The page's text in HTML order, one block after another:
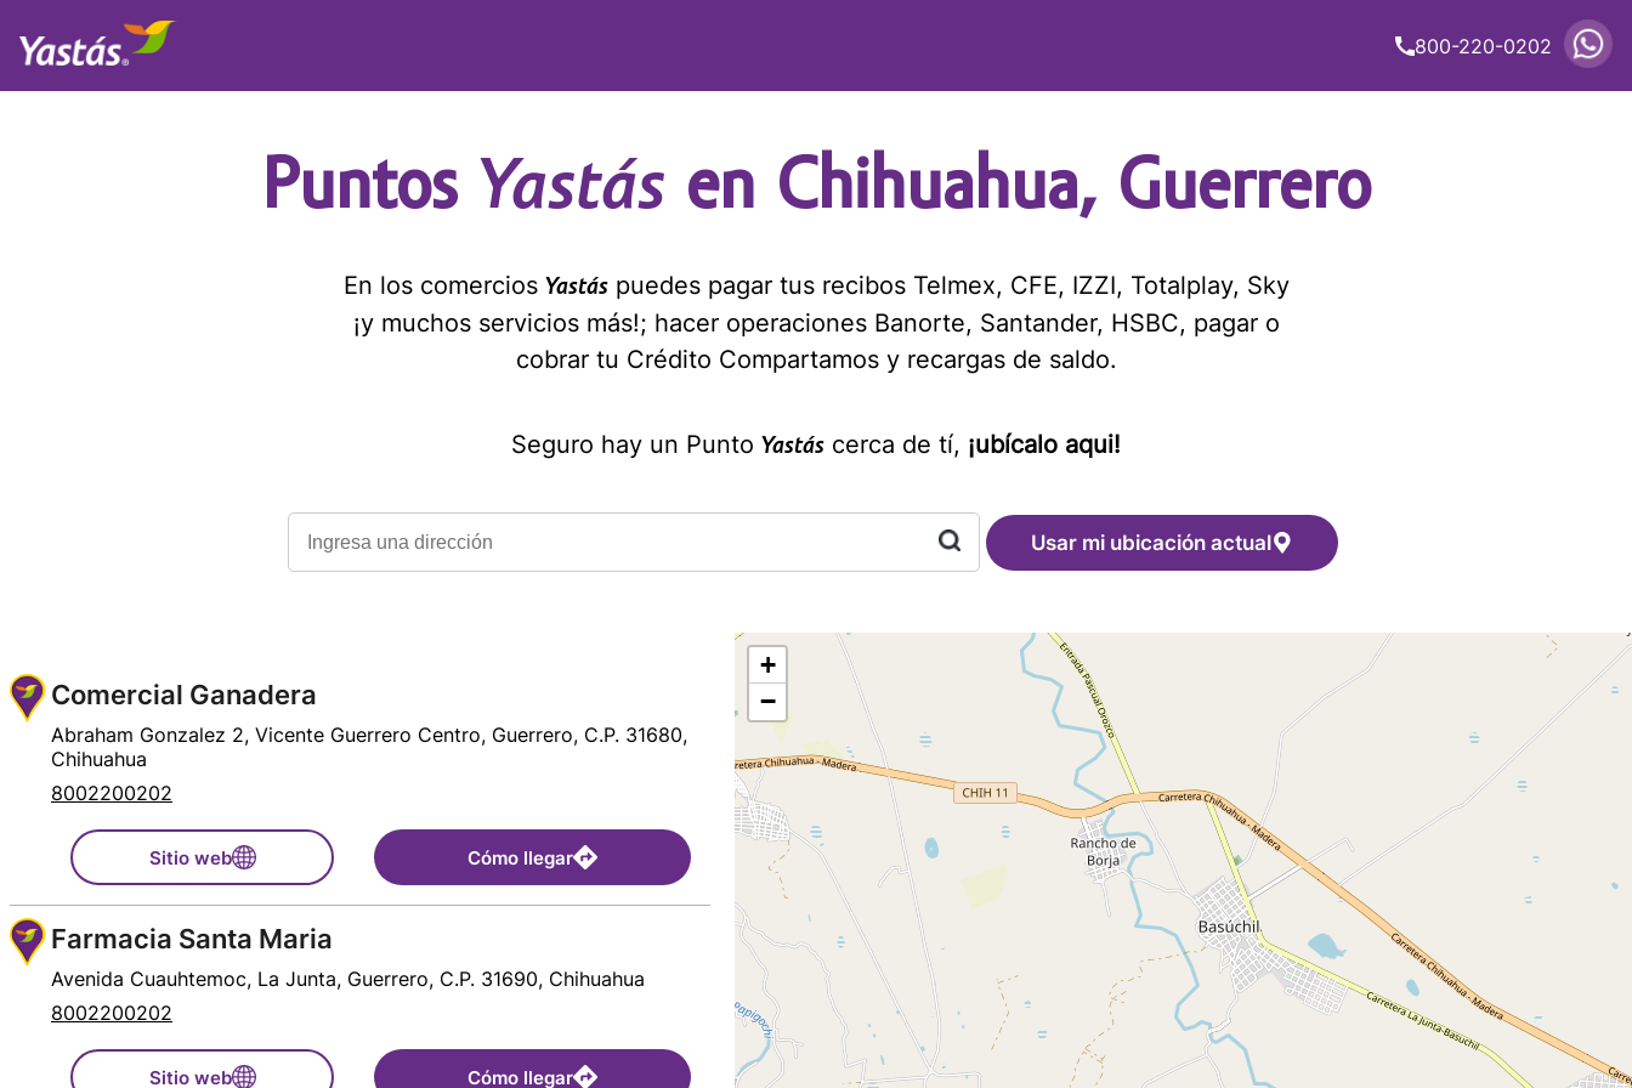
800-220-0202
Puntos Yastás en Chihuahua, Guerrero
En los comercios Yastáspuedes pagar tus recibos Telmex, CFE, IZZI, Totalplay, Sky
¡y muchos servicios más!; hacer operaciones Banorte, Santander, HSBC, pagar o
cobrar tu Crédito Compartamos y recargas de saldo.
Seguro hay un Punto Yastás cerca de tí, ¡ubícalo aqui!
Usar mi ubicación actual
Comercial Ganadera
Abraham Gonzalez 2, Vicente Guerrero Centro, Guerrero, C.P. 31680,
Chihuahua
8002200202
Sitio web Cómo llegar
Farmacia Santa Maria
Avenida Cuauhtemoc, La Junta, Guerrero, C.P. 31690, Chihuahua
8002200202
Sitio web Cómo llegar
+
−